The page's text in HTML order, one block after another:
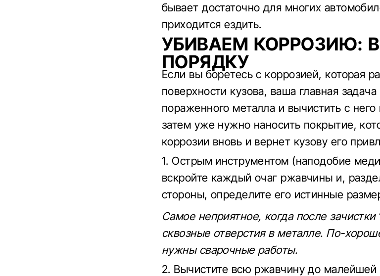
бывает достаточно для многих
приходится ездить.
УБИВАЕМ КОРРОЗИЮ:
ПОРЯДКУ
Если вы боретесь с коррозией, которая
поверхности кузова, ваша главная
пораженного металла и вычистить с
затем уже нужно наносить покрытие,
коррозии вновь и вернет кузову его
1. Острым инструментом (наподобие
вскройте каждый очаг ржавчины и,
стороны, определите его истинные
Самое неприятное, когда после
сквозные отверстия в металле. По-
нужны сварочные работы.
2. Вычистите всю ржавчину до малейшей